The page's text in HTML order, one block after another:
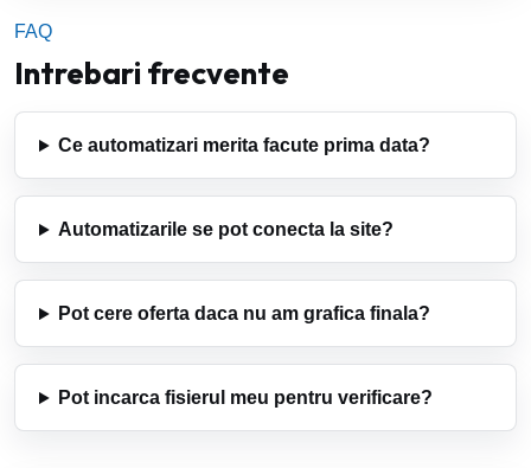
FAQ
Intrebari frecvente
Ce automatizari merita facute prima data?
Automatizarile se pot conecta la site?
Pot cere oferta daca nu am grafica finala?
Pot incarca fisierul meu pentru verificare?